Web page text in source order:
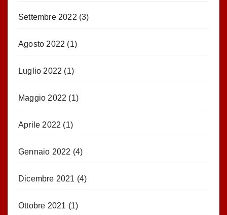
Settembre 2022 (3)
Agosto 2022 (1)
Luglio 2022 (1)
Maggio 2022 (1)
Aprile 2022 (1)
Gennaio 2022 (4)
Dicembre 2021 (4)
Ottobre 2021 (1)